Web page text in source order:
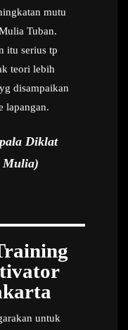
mutu
Tuban.
itu serius tp
teori lebih
disampaikan
lapangan.
Diklat
Mulia)
untuk